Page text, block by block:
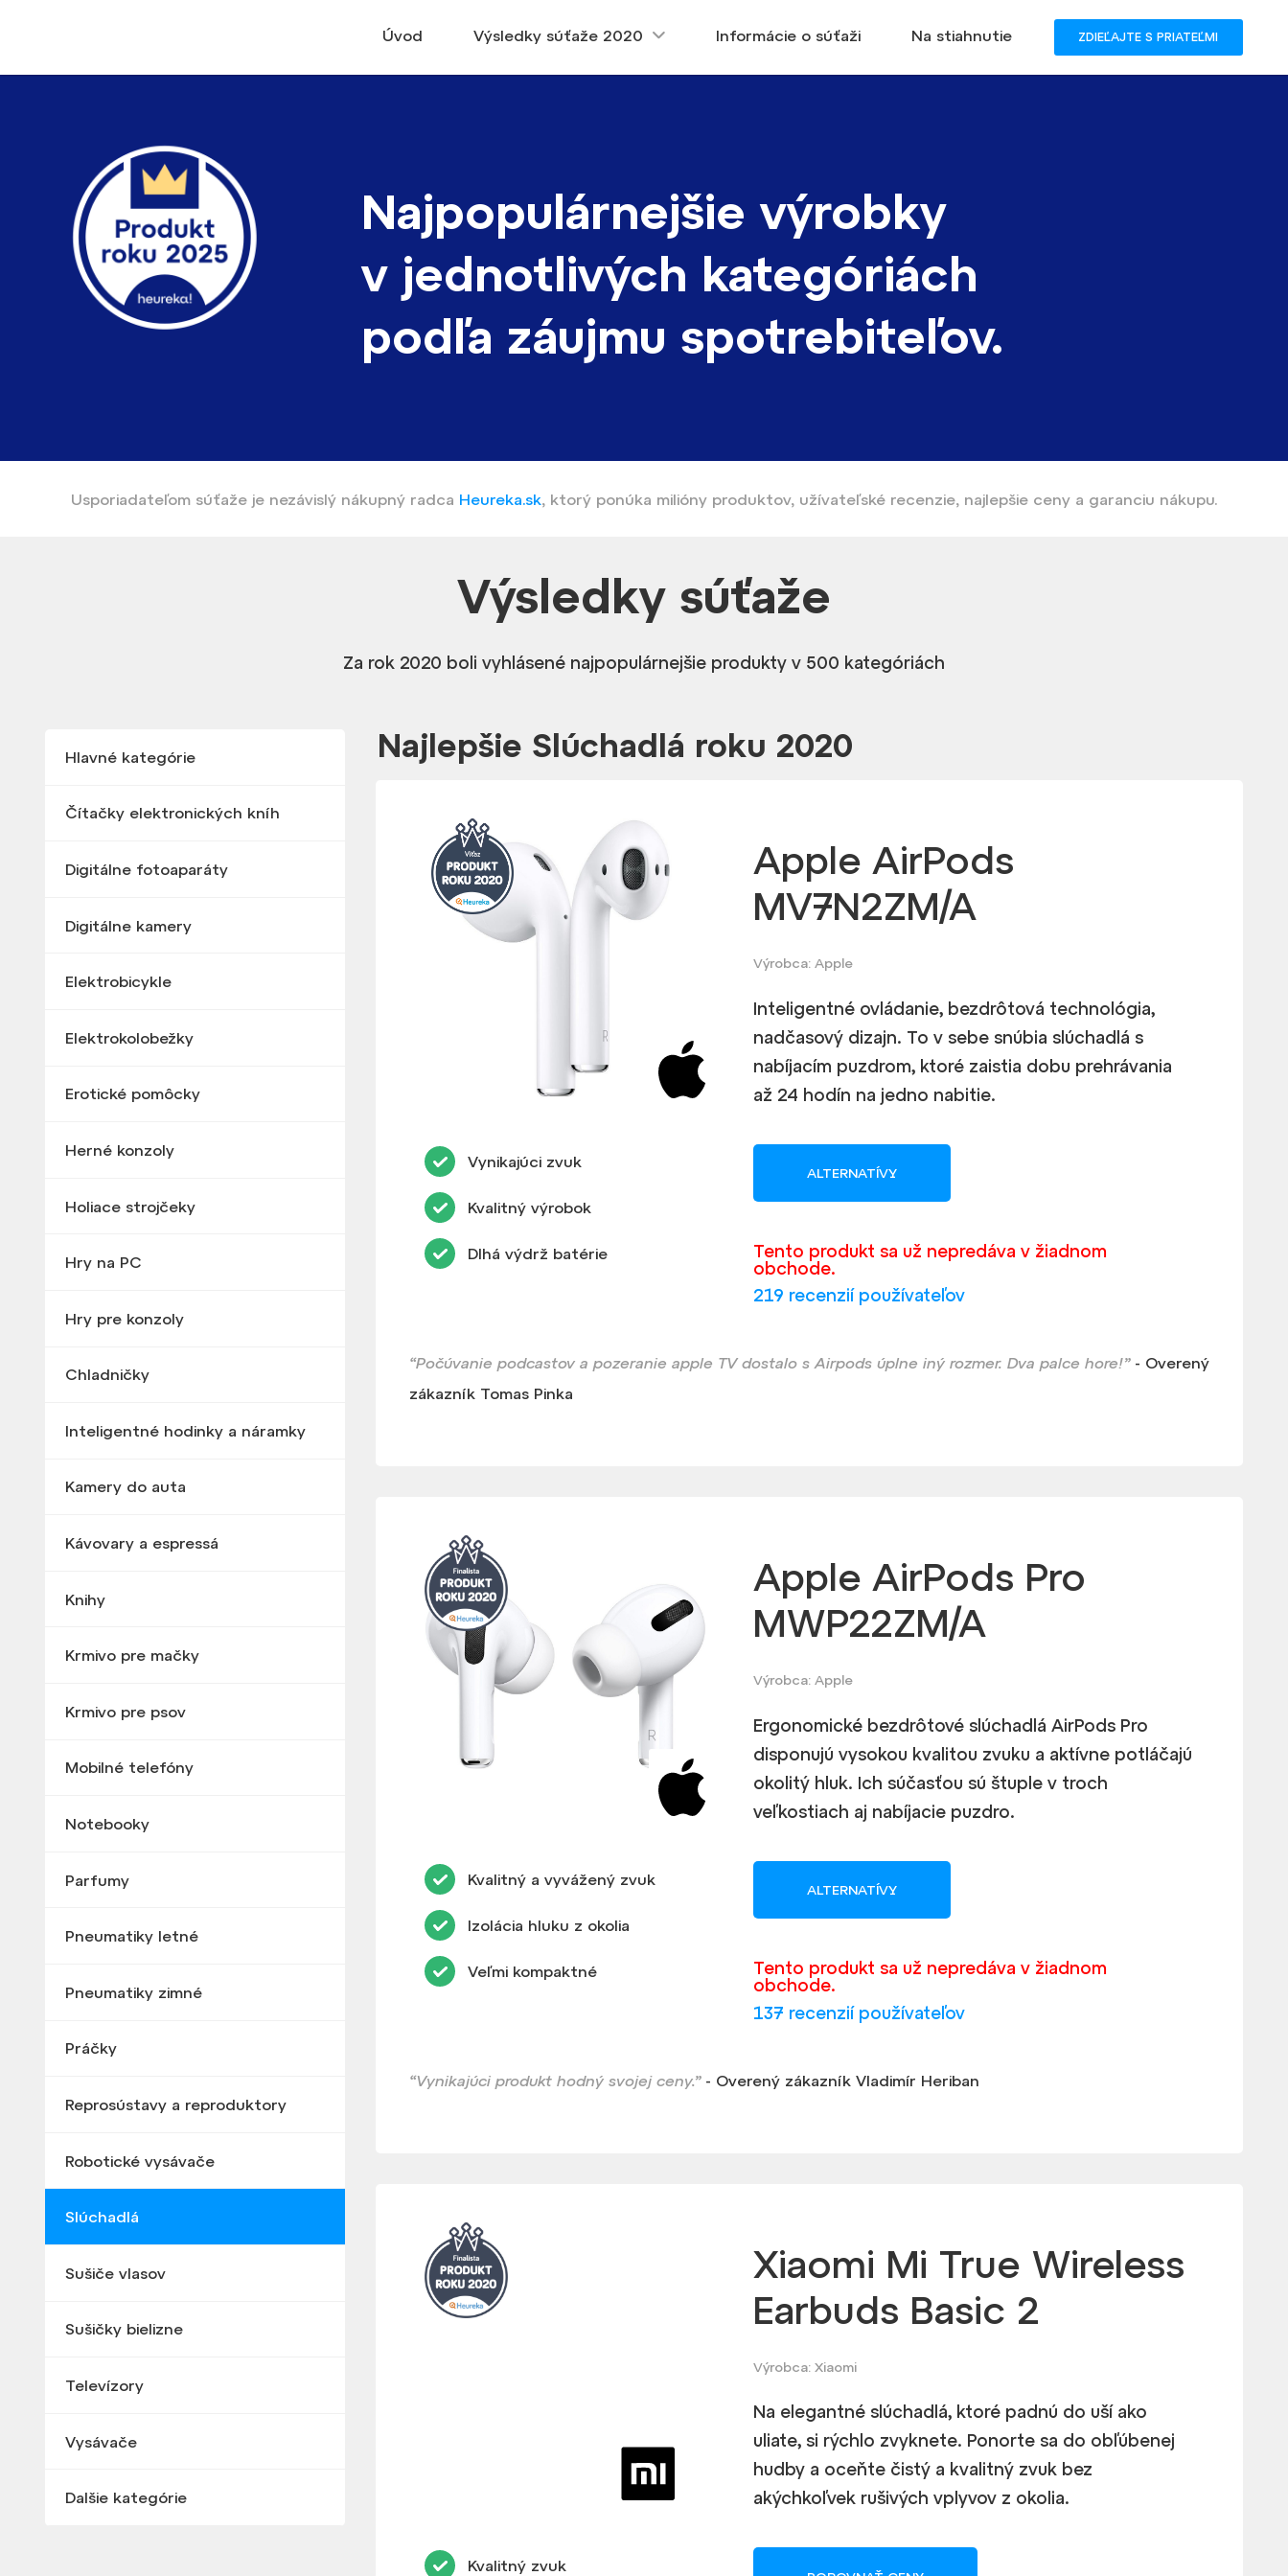
Úvod Výsledky súťaže 2020 Informácie o súťaži Na stiahnutie ZDIEĽAJTE S PRIATEĽMI
Najpopulárnejšie výrobky
v jednotlivých kategóriách
podľa záujmu spotrebiteľov.
Usporiadateľom súťaže je nezávislý nákupný radca Heureka.sk ktorý ponúka milióny produktov, užívateľské recenzie, najlepšie ceny a garanciu nákupu.
Výsledky súťaže
Za rok 2020 boli vyhlásené najpopulárnejšie produkty v 500 kategóriách
Hlavné kategórie
Čítačky elektronických kníh
Digitálne fotoaparáty
Digitálne kamery
Elektrobicykle
Elektrokolobežky
Erotické pomôcky
Herné konzoly
Holiace strojčeky
Hry na PC
Hry pre konzoly
Chladničky
Inteligentné hodinky a náramky
Kamery do auta
Kávovary a espressá
Knihy
Krmivo pre mačky
Krmivo pre psov
Mobilné telefóny
Notebooky
Parfumy
Pneumatiky letné
Pneumatiky zimné
Práčky
Reprosústavy a reproduktory
Robotické vysávače
Slúchadlá
Sušiče vlasov
Sušičky bielizne
Televízory
Vysávače
Dalšie kategórie
Najlepšie Slúchadlá roku 2020
Apple AirPods
MV7N2ZM/A
Výrobca: Apple
Inteligentné ovládanie, bezdrôtová technológia,
nadčasový dizajn. To v sebe snúbia slúchadlá s
nabíjacím puzdrom, ktoré zaistia dobu prehrávania
až 24 hodín na jedno nabitie.
ALTERNATÍVY
Tento produkt sa už nepredáva v žiadnom
obchode.
219 recenzií používateľov
Vynikajúci zvuk
Kvalitný výrobok
Dlhá výdrž batérie
“Počúvanie podcastov a pozeranie apple TV dostalo s Airpods úplne iný rozmer. Dva palce hore!”- Overený
zákazník Tomas Pinka
Apple AirPods Pro
MWP22ZM/A
Výrobca: Apple
Ergonomické bezdrôtové slúchadlá AirPods Pro
disponujú vysokou kvalitou zvuku a aktívne potláčajú
okolitý hluk. Ich súčasťou sú štuple v troch
veľkostiach aj nabíjacie puzdro.
ALTERNATÍVY
Tento produkt sa už nepredáva v žiadnom
obchode.
137 recenzií používateľov
Kvalitný a vyvážený zvuk
Izolácia hluku z okolia
Veľmi kompaktné
“Vynikajúci produkt hodný svojej ceny.”- Overený zákazník Vladimír Heriban
Xiaomi Mi True Wireless
Earbuds Basic 2
Výrobca: Xiaomi
Na elegantné slúchadlá, ktoré padnú do uší ako
uliate, si rýchlo zvyknete. Ponorte sa do obľúbenej
hudby a oceňte čistý a kvalitný zvuk bez
akýchkoľvek rušivých vplyvov z okolia.
Kvalitný zvuk